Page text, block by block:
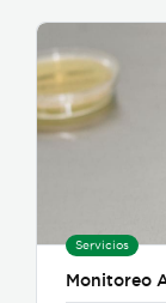
Servicios
Monitoreo